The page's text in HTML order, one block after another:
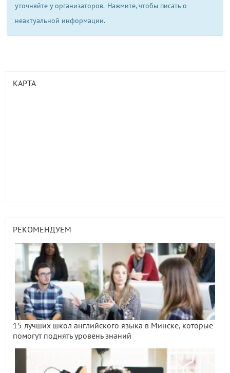
уточняйте у организаторов. Нажмите, чтобы писать о
неактуальной информации.
КАРТА
РЕКОМЕНДУЕМ
15 лучших школ английского языка в Минске, которые
помогут поднять уровень знаний